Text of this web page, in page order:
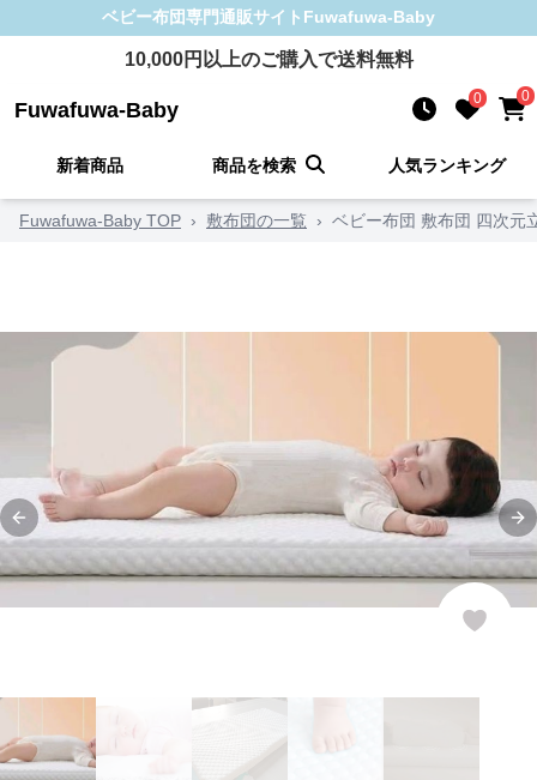
ベビー布団専門通販サイト Fuwafuwa-Baby
10,000円以上のご購入で送料無料
Fuwafuwa-Baby 0 0
新着商品 商品を検索 人気ランキング
Fuwafuwa-Baby TOP › 敷布団の一覧 › ベビー布団 敷布団 四次元
Previous slide